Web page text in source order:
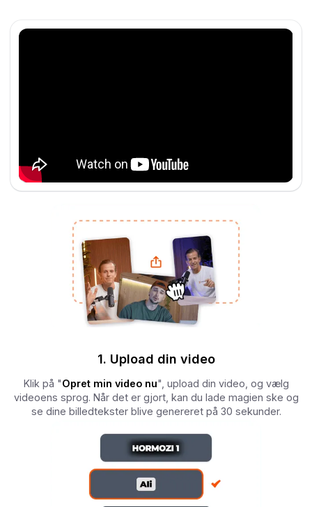
1. Upload din video
Klik på "Opret min video nu", upload din video, og vælg
videoens sprog. Når det er gjort, kan du lade magien ske og
se dine billedtekster blive genereret på 30 sekunder.